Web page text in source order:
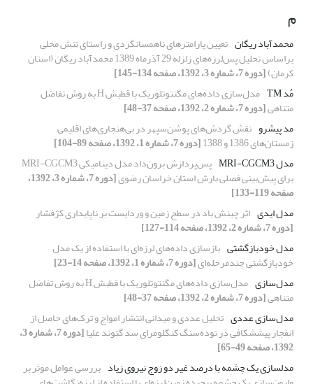
م
محمدآباد ریگان تعیین پارامترهای ناهمسانگردی و راستای تنش محلی
براساس تحلیل پس‌لرزه‌‌‌های زلزله 29 آذرماه 1389 محمدآباد ریگان (استان
کرمان)[دوره 7، شماره 3، 1392، صفحه 134-145]
مُد TM
مدل‌سازی داده‌‌های مگنتوتلوریک با قطبش H به روش تفاضل
متناهی[دوره 7، شماره 2، 1392، صفحه 37-48]
مد پیشرو نقش گردش‌های پوشن‌سپهر در بی‌هنجاری‌های اقلیمی‌
زمستان‌های 1386 و 1388‌
[دوره 7، شماره 1، 1392، صفحه 89-104]
مدل MRI-CGCM3
پس‌پردازش برون‌داد مدل دینامیکی MRI-CGCM3
برای پیش‌بینی فصلی بارش استان خراسان رضوی [دوره 7، شماره 3، 1392،
صفحه 119-133]
مدل ایدی اثر چینش باد در سطح زمین و وردایست بر ناپایداری کژفشار
[دوره 7، شماره 2، 1392، صفحه 114-127]
مدل خودبازگشتی بازسازی داده‌های لرزه‌ای با استفاده از یک مدل
خودبازگشتی چندمرحله‌ای[دوره 7، شماره 1، 1392، صفحه 14-23]
مدل‌سازی
مدل‌سازی داده‌‌های مگنتوتلوریک با قطبش H به روش تفاضل
متناهی[دوره 7، شماره 2، 1392، صفحه 37-48]
مدل‌سازی عددی تحلیل عددی و میدانی انتشار امواج و ترک‌های حاصل از
انفجار پیش‏شکافی در توده‌سنگ کنگلومرای سد گتوند علیا [دوره 7، شماره 3،
1392، صفحه 49-65]
مدل­سازی یک چشمه با درصد غیر دو زوج نیروی زیاد بررسی عوامل موثر بر